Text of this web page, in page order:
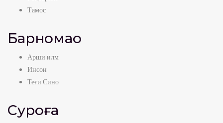
Тамос
Барномаҳо
Арши илм
Инсон
Теғи Сино
Суроға